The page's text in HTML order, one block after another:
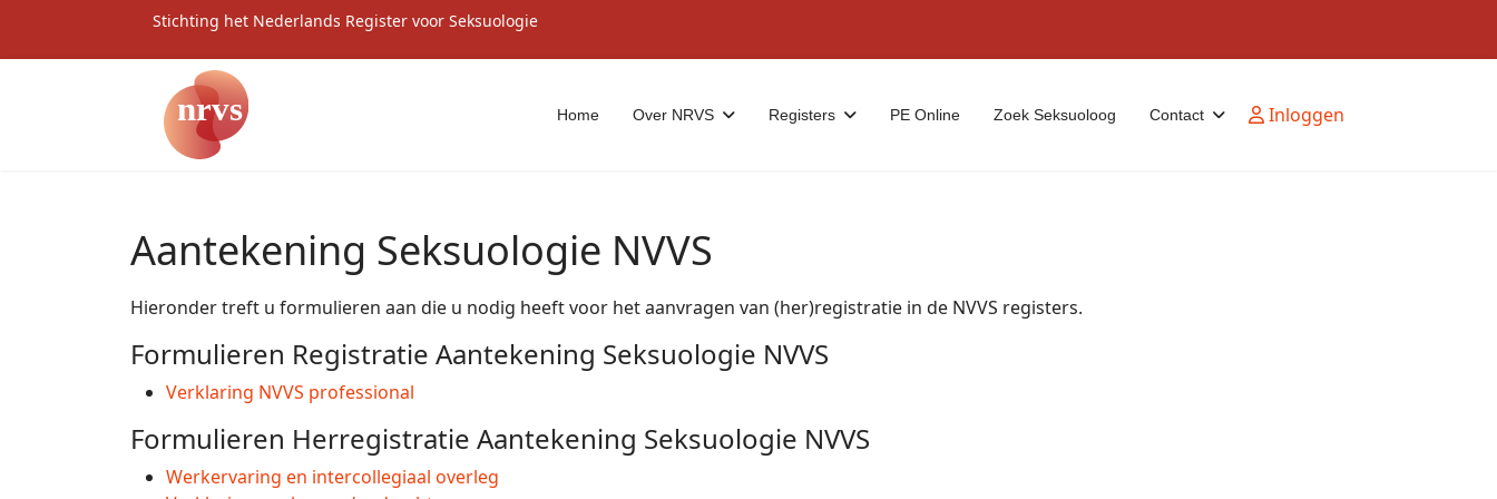
Stichting het Nederlands Register voor Seksuologie
Home Over NRVS Registers PE Online Zoek Seksuoloog Contact Inloggen
Aantekening Seksuologie NVVS
Hieronder treft u formulieren aan die u nodig heeft voor het aanvragen van (her)registratie in de NVVS registers.
Formulieren Registratie Aantekening Seksuologie NVVS
Verklaring NVVS professional
Formulieren Herregistratie Aantekening Seksuologie NVVS
Werkervaring en intercollegiaal overleg